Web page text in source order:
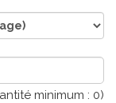
minimum : 0)